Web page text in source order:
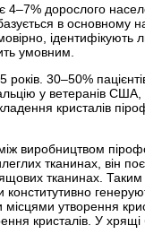
4–7% дорослого
в основному
ідентифікують
умовним.
30–50%
у ветеранів
кристалів
виробництвом
тканинах, він
тканинах. Таким
утворення
кристалів. У